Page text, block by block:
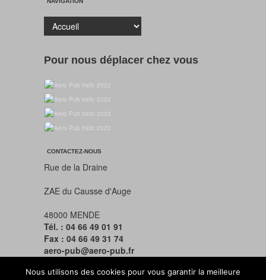
Pour nous déplacer chez vous
CONTACTEZ-NOUS
Rue de la Draine
ZAE du Causse d'Auge
48000 MENDE
Tél. : 04 66 49 01 91
Fax : 04 66 49 31 74
aero-pub@aero-pub.fr
Nous utilisons des cookies pour vous garantir la meilleure